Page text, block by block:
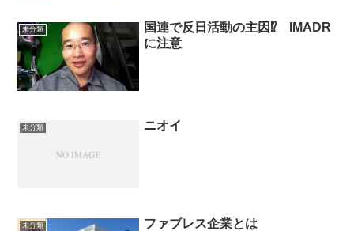
未分類
国連で反日活動の主因⁉ IMADR
に注意
未分類 ニオイ
未分類 ファブレス企業とは